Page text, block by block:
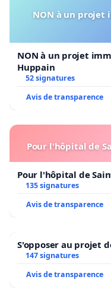
NON à un projet
NON à un projet
Huppain
52 signatures
Avis de transparence
Pour l'hôpital de
Pour l'hôpital de
135 signatures
Avis de transparence
S'opposer au projet
147 signatures
Avis de transparence